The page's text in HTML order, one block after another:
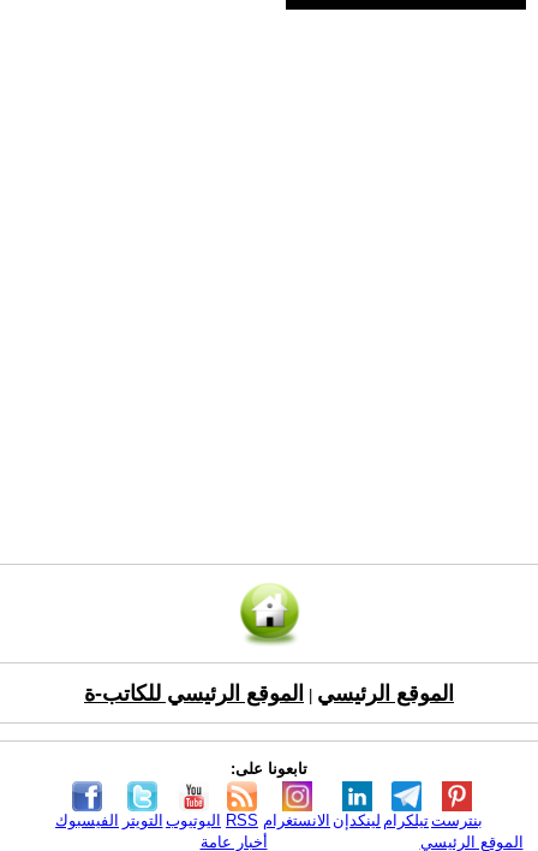
الموقع الرئيسي الموقع الرئيسي للكاتب-ة
تابعونا على:
الفيسبوك التويتر اليوتيوب RSS الانستغرام لينكدإن تيلكرامبنترست
الموقع الرئيسي
أخبار عامة